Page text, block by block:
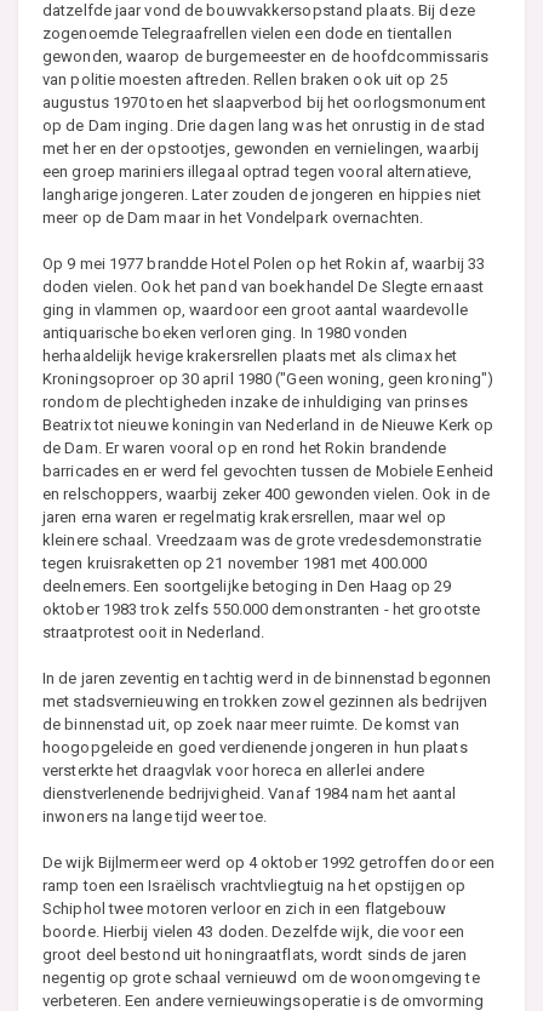
datzelfde jaar vond de bouwvakkersopstand plaats. Bij deze
zogenoemde Telegraafrellen vielen een dode en tientallen
gewonden, waarop de burgemeester en de hoofdcommissaris
van politie moesten aftreden. Rellen braken ook uit op 25
augustus 1970 toen het slaapverbod bij het oorlogsmonument
op de Dam inging. Drie dagen lang was het onrustig in de stad
met her en der opstootjes, gewonden en vernielingen, waarbij
een groep mariniers illegaal optrad tegen vooral alternatieve,
langharige jongeren. Later zouden de jongeren en hippies niet
meer op de Dam maar in het Vondelpark overnachten.
Op 9 mei 1977 brandde Hotel Polen op het Rokin af, waarbij 33
doden vielen. Ook het pand van boekhandel De Slegte ernaast
ging in vlammen op, waardoor een groot aantal waardevolle
antiquarische boeken verloren ging. In 1980 vonden
herhaaldelijk hevige krakersrellen plaats met als climax het
Kroningsoproer op 30 april 1980 ("Geen woning, geen kroning")
rondom de plechtigheden inzake de inhuldiging van prinses
Beatrix tot nieuwe koningin van Nederland in de Nieuwe Kerk op
de Dam. Er waren vooral op en rond het Rokin brandende
barricades en er werd fel gevochten tussen de Mobiele Eenheid
en relschoppers, waarbij zeker 400 gewonden vielen. Ook in de
jaren erna waren er regelmatig krakersrellen, maar wel op
kleinere schaal. Vreedzaam was de grote vredesdemonstratie
tegen kruisraketten op 21 november 1981 met 400.000
deelnemers. Een soortgelijke betoging in Den Haag op 29
oktober 1983 trok zelfs 550.000 demonstranten - het grootste
straatprotest ooit in Nederland.
In de jaren zeventig en tachtig werd in de binnenstad begonnen
met stadsvernieuwing en trokken zowel gezinnen als bedrijven
de binnenstad uit, op zoek naar meer ruimte. De komst van
hoogopgeleide en goed verdienende jongeren in hun plaats
versterkte het draagvlak voor horeca en allerlei andere
dienstverlenende bedrijvigheid. Vanaf 1984 nam het aantal
inwoners na lange tijd weer toe.
De wijk Bijlmermeer werd op 4 oktober 1992 getroffen door een
ramp toen een Israëlisch vrachtvliegtuig na het opstijgen op
Schiphol twee motoren verloor en zich in een flatgebouw
boorde. Hierbij vielen 43 doden. Dezelfde wijk, die voor een
groot deel bestond uit honingraatflats, wordt sinds de jaren
negentig op grote schaal vernieuwd om de woonomgeving te
verbeteren. Een andere vernieuwingsoperatie is de omvorming